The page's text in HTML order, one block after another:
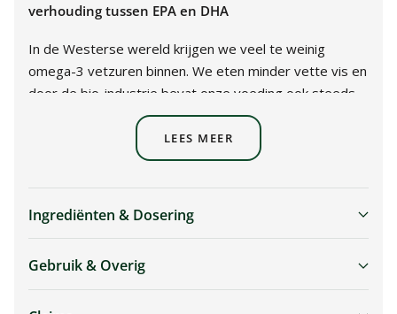
verhouding tussen EPA en DHA
In de Westerse wereld krijgen we veel te weinig
omega-3 vetzuren binnen. We eten minder vette vis en
door de bio-industrie bevat onze voeding ook steeds
minder omega-3 (vlees, eieren).
Met ons product Ultra Omega-3 krijg jij met slechts
verpakking bevat 30 capsules, wat genoeg is voor één
maand.
550 mg omega-3 per capsule
LEES MEER
Ingrediënten & Dosering
Gebruik & Overig